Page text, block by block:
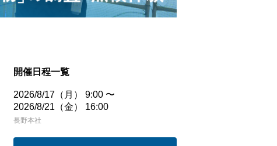
開催日程一覧
2026/8/17（月） 9:00 〜
2026/8/21（金） 16:00
長野本社